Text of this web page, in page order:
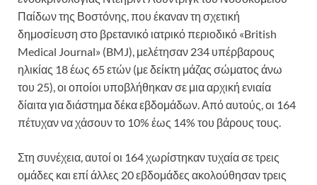
Παίδων της Βοστόνης, που έκαναν τη σχετική
δημοσίευση στο βρετανικό ιατρικό περιοδικό «British
Medical Journal» (BMJ), μελέτησαν 234 υπέρβαρους
ηλικίας 18 έως 65 ετών (με δείκτη μάζας σώματος άνω
του 25), οι οποίοι υποβλήθηκαν σε μια αρχική ενιαία
δίαιτα για διάστημα δέκα εβδομάδων. Από αυτούς, οι 164
πέτυχαν να χάσουν το 10% έως 14% του βάρους τους.
Στη συνέχεια, αυτοί οι 164 χωρίστηκαν τυχαία σε τρεις
ομάδες και επί άλλες 20 εβδομάδες ακολούθησαν τρεις